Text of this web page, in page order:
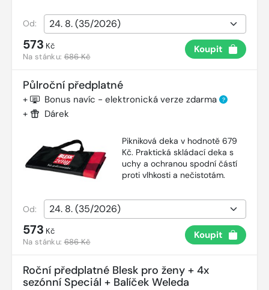
Od:
573 Kč
Na stánku:686 Kč
Koupit
Půlroční předplatné
+ Bonus navíc - elektronická verze zdarma ?
+ Dárek
Pikniková deka v hodnotě 679
Kč. Praktická skládací deka s
uchy a ochranou spodní částí
proti vlhkosti a nečistotám.
Od:
573 Kč
Na stánku:686 Kč
Koupit
Roční předplatné Blesk pro ženy + 4x
sezónní Speciál + Balíček Weleda